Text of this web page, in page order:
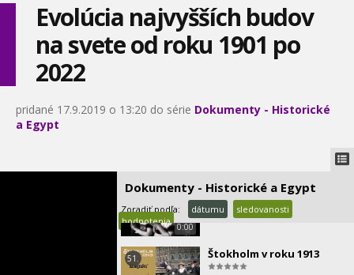
Evolúcia najvyšších budov
na svete od roku 1901 po
2022
pridané 17.9.2019 o 13:20 do série Dokumenty - Historické
a Egypt
Dokumenty - Historické a Egypt
Zoradiť podľa: dátumu
sledovanosti
hodnotenia
0:39
Pôvod začiatku slávenia
vianoc
0:39
0:00
Vatikán a Tretia ríša
51. Štokholm v roku 1913